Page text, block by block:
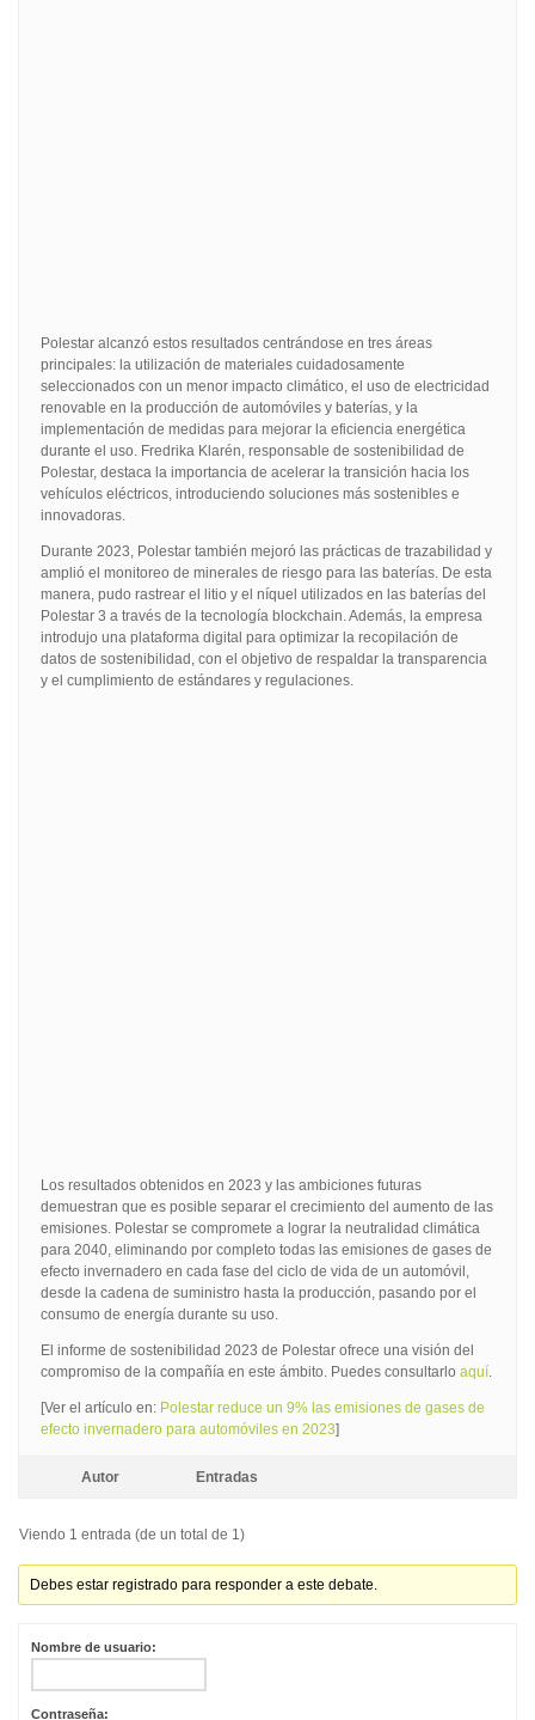
Polestar alcanzó estos resultados centrándose en tres áreas
principales: la utilización de materiales cuidadosamente
seleccionados con un menor impacto climático, el uso de electricidad
renovable en la producción de automóviles y baterías, y la
implementación de medidas para mejorar la eficiencia energética
durante el uso. Fredrika Klarén, responsable de sostenibilidad de
Polestar, destaca la importancia de acelerar la transición hacia los
vehículos eléctricos, introduciendo soluciones más sostenibles e
innovadoras.
Durante 2023, Polestar también mejoró las prácticas de trazabilidad y
amplió el monitoreo de minerales de riesgo para las baterías. De esta
manera, pudo rastrear el litio y el níquel utilizados en las baterías del
Polestar 3 a través de la tecnología blockchain. Además, la empresa
introdujo una plataforma digital para optimizar la recopilación de
datos de sostenibilidad, con el objetivo de respaldar la transparencia
y el cumplimiento de estándares y regulaciones.
Los resultados obtenidos en 2023 y las ambiciones futuras
demuestran que es posible separar el crecimiento del aumento de las
emisiones. Polestar se compromete a lograr la neutralidad climática
para 2040, eliminando por completo todas las emisiones de gases de
efecto invernadero en cada fase del ciclo de vida de un automóvil,
desde la cadena de suministro hasta la producción, pasando por el
consumo de energía durante su uso.
El informe de sostenibilidad 2023 de Polestar ofrece una visión del
compromiso de la compañía en este ámbito. Puedes consultarlo aquí.
[Ver el artículo en: Polestar reduce un 9% las emisiones de gases de
efecto invernadero para automóviles en 2023]
Autor Entradas
Viendo 1 entrada (de un total de 1)
Debes estar registrado para responder a este debate.
Nombre de usuario:
Contraseña: